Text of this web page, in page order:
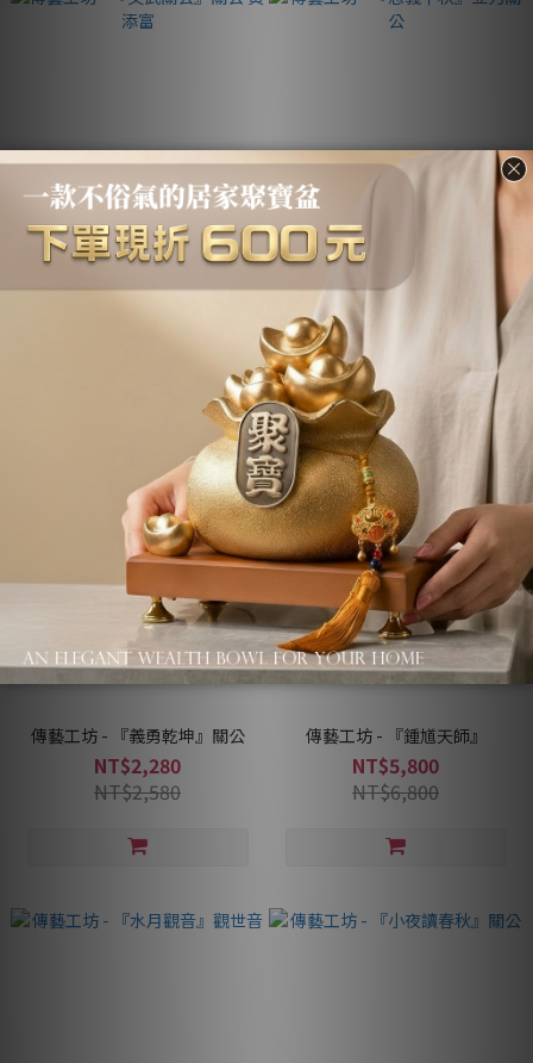
傳藝工坊 - 『文武關公』關公
黃添富
傳藝工坊 - 『忠義千秋』立刀關
公
NT$2,280
NT$2,580
傳藝工坊 - 『義勇乾坤』關公
NT$2,280
NT$2,580
傳藝工坊 - 『鍾馗天師』
NT$5,800
NT$6,800